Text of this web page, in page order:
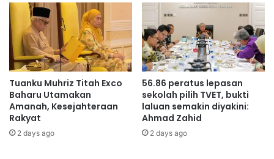
l
a
n
g
d
i
F
K
I
M
2
n
g
g
u
n
a
m
a
m
p
u
Tuanku Muhriz Titah Exco
Baharu Utamakan
Amanah, Kesejahteraan
Rakyat
2 days ago
56.86 peratus lepasan
sekolah pilih TVET, bukti
laluan semakin diyakini:
Ahmad Zahid
2 days ago